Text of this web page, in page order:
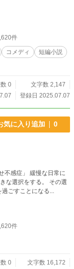
件
コメディ
短編小説
0
文字数 2,147
登録日 2025.07.07
気に入り追加 0
不感症」 緩慢な日常に
な選択をする。 その選
ごすことになる...
件
0
文字数 16,172